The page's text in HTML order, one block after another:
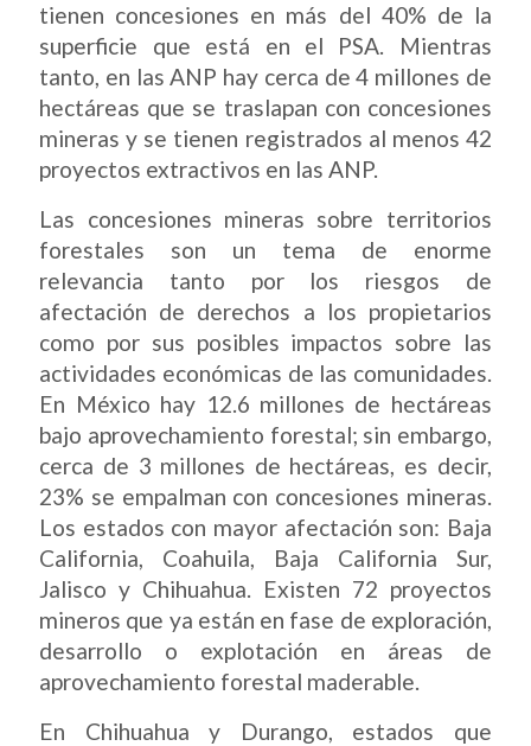
tienen concesiones en más del 40% de la
superficie que está en el PSA. Mientras
tanto, en las ANP hay cerca de 4 millones de
hectáreas que se traslapan con concesiones
mineras y se tienen registrados al menos 42
proyectos extractivos en las ANP.
Las concesiones mineras sobre territorios
forestales son un tema de enorme
relevancia tanto por los riesgos de
afectación de derechos a los propietarios
como por sus posibles impactos sobre las
actividades económicas de las comunidades.
En México hay 12.6 millones de hectáreas
bajo aprovechamiento forestal; sin embargo,
cerca de 3 millones de hectáreas, es decir,
23% se empalman con concesiones mineras.
Los estados con mayor afectación son: Baja
California, Coahuila, Baja California Sur,
Jalisco y Chihuahua. Existen 72 proyectos
mineros que ya están en fase de exploración,
desarrollo o explotación en áreas de
aprovechamiento forestal maderable.
En Chihuahua y Durango, estados que